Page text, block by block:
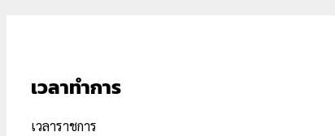
เวลาทำการ
เวลาราชการ